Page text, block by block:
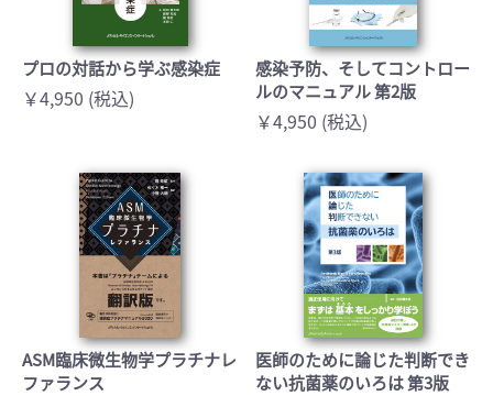
プロの対話から学ぶ感染症
￥4,950 (税込)
感染予防、そしてコントロー
ルのマニュアル 第2版
￥4,950 (税込)
ASM臨床微生物学プラチナレ
ファランス
医師のために論じた判断でき
ない抗菌薬のいろは 第3版